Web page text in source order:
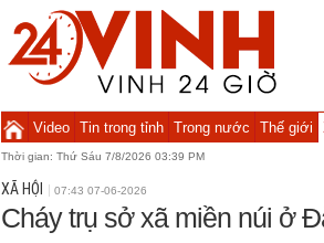
Video Tin trong tỉnh Trong nước Thế giới
Thời gian: Thứ Sáu 7/8/2026 03:39 PM
XÃ HỘI 07:43 07-06-2026
Cháy trụ sở xã miền núi ở